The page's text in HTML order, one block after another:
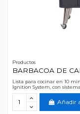
Productos
BARBACOA DE
Lista para cocinar en 10
Ignition System, con
Añadir